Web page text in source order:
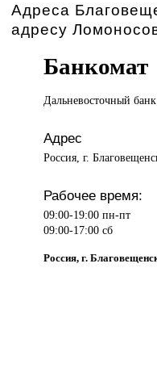
Адреса
адресу
Банкомат
Дальневосточный
Адрес
Россия, г.
Рабочее время:
09:00-19:00 пн-пт
09:00-17:00 сб
Россия, г.